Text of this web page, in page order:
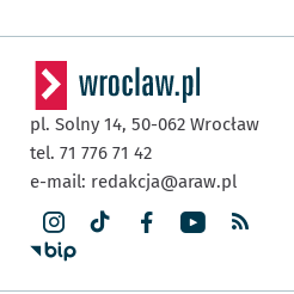
pl. Solny 14, 50-062 Wrocław
tel. 71 776 71 42
e-mail: redakcja@araw.pl